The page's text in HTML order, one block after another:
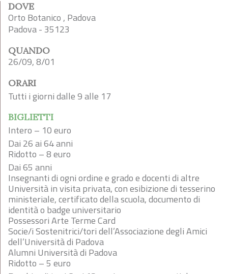
DOVE
Orto Botanico , Padova
Padova - 35123
QUANDO
26/09, 8/01
ORARI
Tutti i giorni dalle 9 alle 17
BIGLIETTI
Intero – 10 euro
Dai 26 ai 64 anni
Ridotto – 8 euro
Dai 65 anni
Insegnanti di ogni ordine e grado e docenti di altre
Università in visita privata, con esibizione di tesserino
ministeriale, certificato della scuola, documento di
identità o badge universitario
Possessori Arte Terme Card
Socie/i Sostenitrici/tori dell’Associazione degli Amici
dell’Università di Padova
Alumni Università di Padova
Ridotto – 5 euro